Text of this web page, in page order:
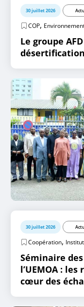
30 juillet 2026
COP,
Le groupe
désertification
30 juillet 2026
Coopération,
Séminaire
l’UEMOA :
cœur des